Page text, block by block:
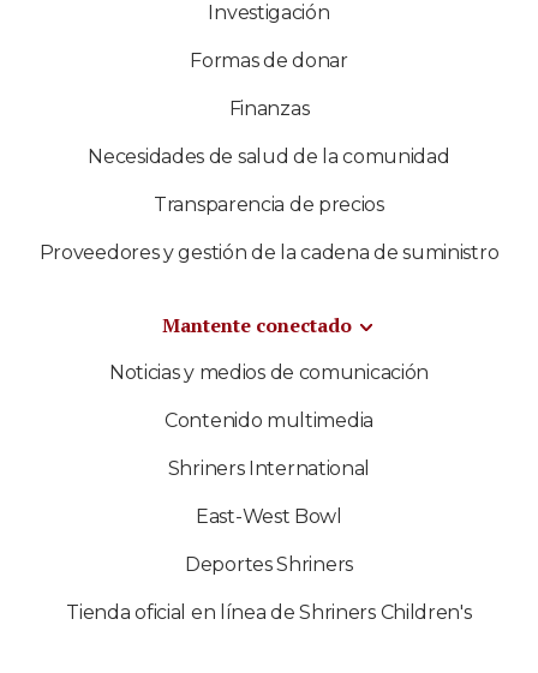
Investigación
Formas de donar
Finanzas
Necesidades de salud de la comunidad
Transparencia de precios
Proveedores y gestión de la cadena de suministro
Mantente conectado
Noticias y medios de comunicación
Contenido multimedia
Shriners International
East-West Bowl
Deportes Shriners
Tienda oficial en línea de Shriners Children's